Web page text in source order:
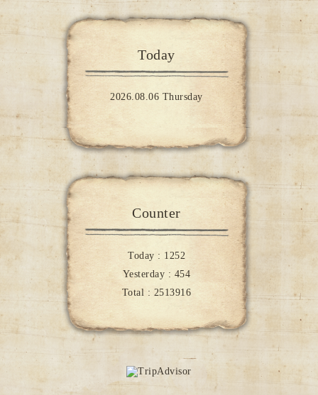
Today
2026.08.06 Thursday
Counter
Today : 1252
Yesterday : 454
Total : 2513916